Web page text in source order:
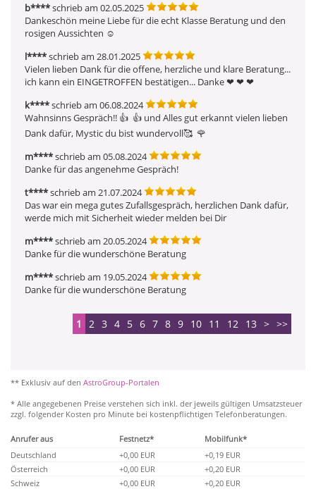
b****schrieb am 02.05.2025
Dankeschön meine Liebe für die echt Klasse Beratung und den
rosigen Aussichten ☺ ️
l****schrieb am 28.01.2025
Vielen lieben Dank für die offene, herzliche und klare Beratung...
ich kann ein EINGETROFFEN bestätigen... Danke ❤ ️❤ ️❤ ️
k****schrieb am 06.08.2024
Wahnsinns Gespräch!! 👍  👍 und Alles gut erkannt vielen lieben
Dank dafür, Mystic du bist wundervoll🥰  🌹
m****schrieb am 05.08.2024
Danke für das angenehme Gespräch!
t****schrieb am 21.07.2024
Das war ein mega gutes Zufallsgespräch, herzlichen Dank dafür,
werde mich mit Sicherheit wieder melden bei Dir
m****schrieb am 20.05.2024
Danke für die wunderschöne Beratung
m****schrieb am 19.05.2024
Danke für die wunderschöne Beratung
1 2 3 4 5 6 7 8 9 10 11 12 13 > >>
** Exklusiv auf den AstroGroup-Portalen
* Alle angegebenen Preise verstehen sich inkl. der jeweils gültigen Umsatzsteuer
zzgl. folgender Kosten pro Minute bei kostenpflichtigen Telefonberatungen.
Anrufer aus Festnetz*
Mobilfunk*
Deutschland
+0,00 EUR
+0,19 EUR
Österreich
+0,00 EUR
+0,20 EUR
Schweiz
+0,00 EUR
+0,20 EUR